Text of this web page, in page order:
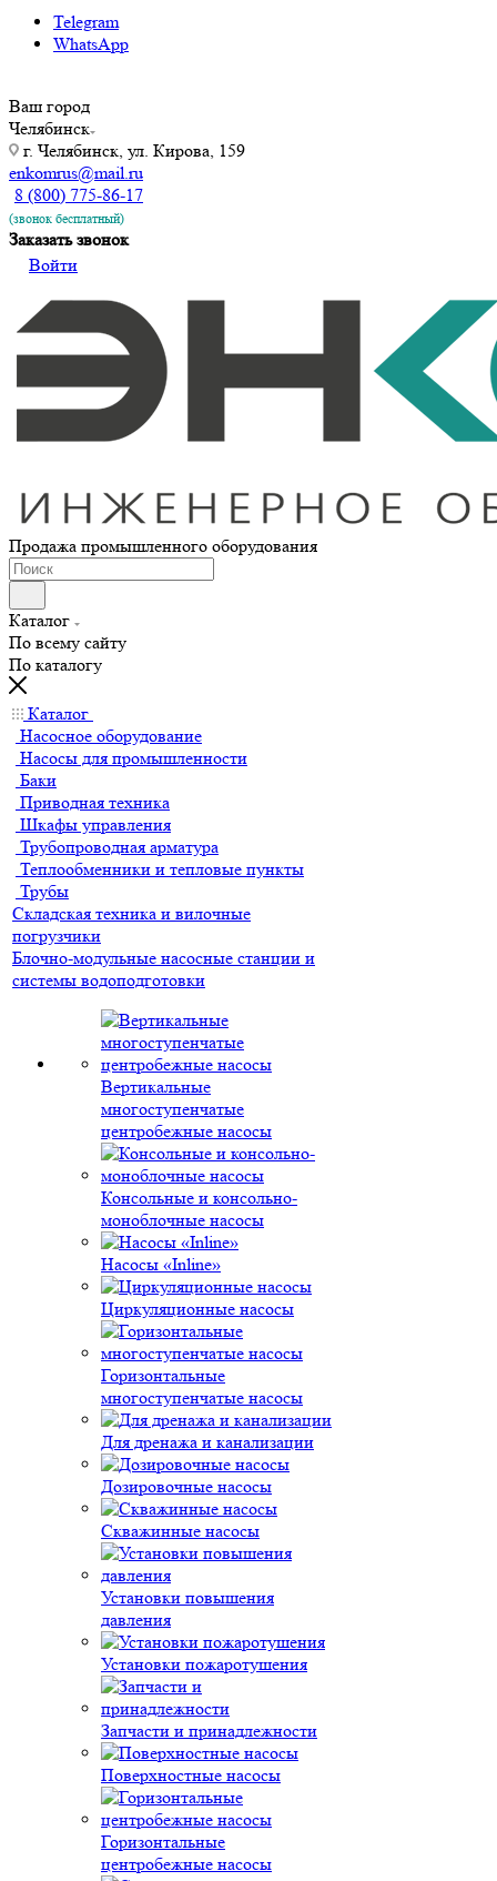
Telegram
WhatsApp
Ваш город
Челябинск
г. Челябинск, ул. Кирова, 159
enkomrus@mail.ru
8 (800) 775-86-17
(звонок бесплатный)
Заказать звонок
Войти
Продажа промышленного оборудования
Каталог
По всему сайту
По каталогу
Каталог
Насосное оборудование
Насосы для промышленности
Баки
Приводная техника
Шкафы управления
Трубопроводная арматура
Теплообменники и тепловые пункты
Трубы
Складская техника и вилочные
погрузчики
Блочно-модульные насосные станции и
системы водоподготовки
Вертикальные
многоступенчатые
центробежные насосы
Консольные и консольно-
моноблочные насосы
Насосы «Inline»
Циркуляционные насосы
Горизонтальные
многоступенчатые насосы
Для дренажа и канализации
Дозировочные насосы
Скважинные насосы
Установки повышения
давления
Установки пожаротушения
Запчасти и принадлежности
Поверхностные насосы
Горизонтальные
центробежные насосы